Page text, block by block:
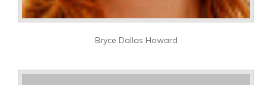
Bryce Dallas Howard